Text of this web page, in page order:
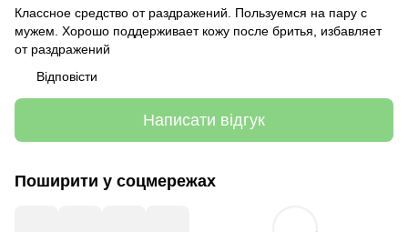
Классное средство от раздражений. Пользуемся на пару с
мужем. Хорошо поддерживает кожу после бритья, избавляет
от раздражений
Відповісти
Написати відгук
Поширити у соцмережах